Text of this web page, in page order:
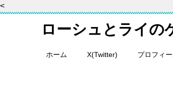
<
ローシュとライの
ホーム X(Twitter) プロフィ